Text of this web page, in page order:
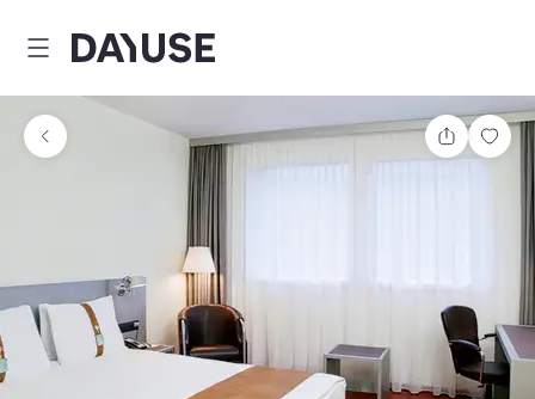
Dayuse
Teilen